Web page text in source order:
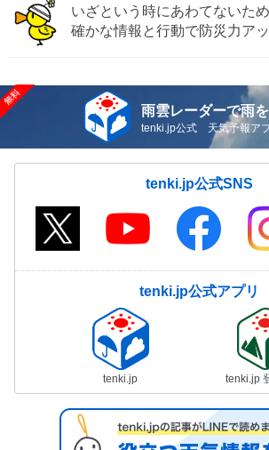
いざという時にあわてないた
確かな情報と行動で防災力ア
雨雲レーダーで雨を
tenki.jp公式 天気予報ア
tenki.jp公式SNS
tenki.jp公式アプリ
tenki.jp tenki.jp